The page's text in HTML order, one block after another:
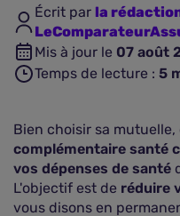
Écrit par la
Mis à jour le 07 août
Temps de lecture : 5
Bien choisir sa mutuelle,
complémentaire santé
vos dépenses de santé
L'objectif est de réduire
vous disons en